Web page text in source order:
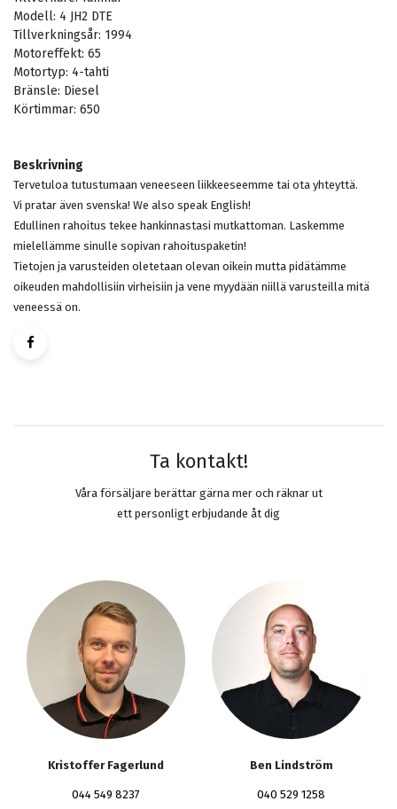
Modell: 4 JH2 DTE
Tillverkningsår: 1994
Motoreffekt: 65
Motortyp: 4-tahti
Bränsle: Diesel
Körtimmar: 650
Beskrivning
Tervetuloa tutustumaan veneeseen liikkeeseemme tai ota yhteyttä.
Vi pratar även svenska! We also speak English!
Edullinen rahoitus tekee hankinnastasi mutkattoman. Laskemme
mielellämme sinulle sopivan rahoituspaketin!
Tietojen ja varusteiden oletetaan olevan oikein mutta pidätämme
oikeuden mahdollisiin virheisiin ja vene myydään niillä varusteilla mitä
veneessä on.
Ta kontakt!
Våra försäljare berättar gärna mer och räknar ut
ett personligt erbjudande åt dig
Kristoffer Fagerlund
044 549 8237
Ben Lindström
040 529 1258